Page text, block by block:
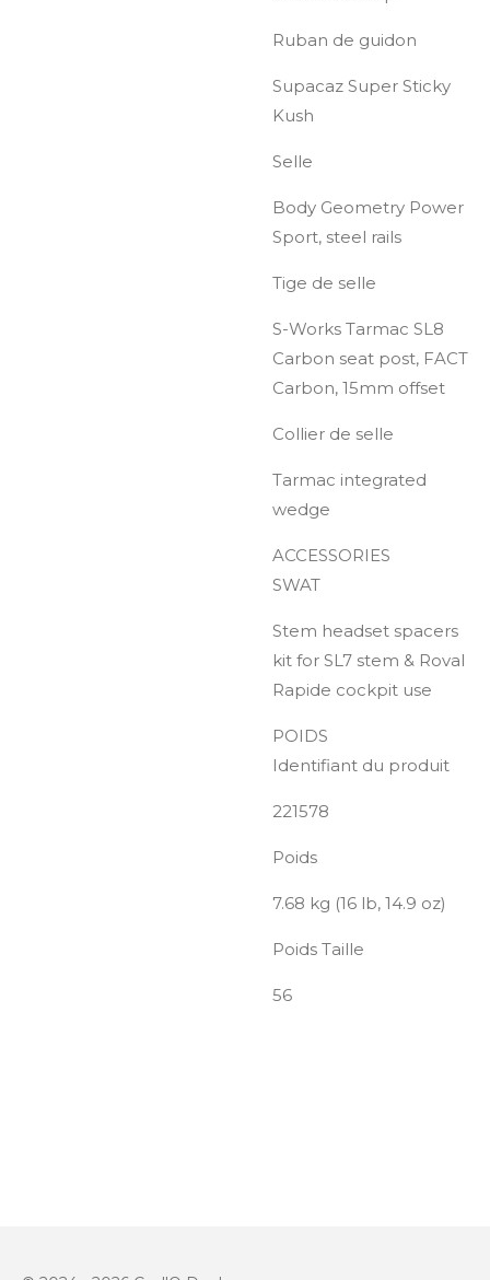
Ruban de guidon
Supacaz Super Sticky
Kush
Selle
Body Geometry Power
Sport, steel rails
Tige de selle
S-Works Tarmac SL8
Carbon seat post, FACT
Carbon, 15mm offset
Collier de selle
Tarmac integrated
wedge
ACCESSORIES
SWAT
Stem headset spacers
kit for SL7 stem & Roval
Rapide cockpit use
POIDS
Identifiant du produit
221578
Poids
7.68 kg (16 lb, 14.9 oz)
Poids Taille
56